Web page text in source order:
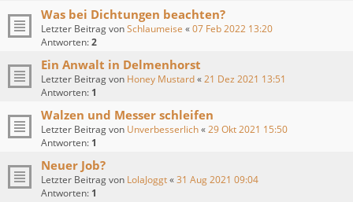
Was bei Dichtungen beachten?
Letzter Beitrag vonSchlaumeise «07 Feb 2022 13:20
Antworten:2
Ein Anwalt in Delmenhorst
Letzter Beitrag von Honey Mustard«21 Dez 2021 13:51
Antworten: 1
Walzen und Messer schleifen
Letzter Beitrag von Unverbesserlich«29 Okt 2021 15:50
Antworten: 1
Neuer Job?
Letzter Beitrag von LolaJoggt«31 Aug 2021 09:04
Antworten: 1